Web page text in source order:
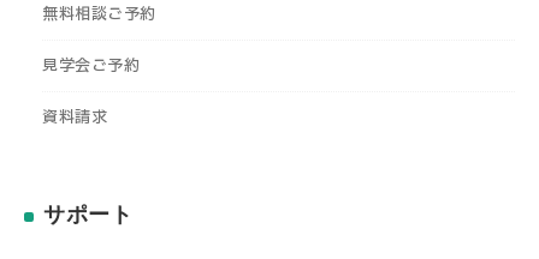
無料相談ご予約
見学会ご予約
資料請求
サポート